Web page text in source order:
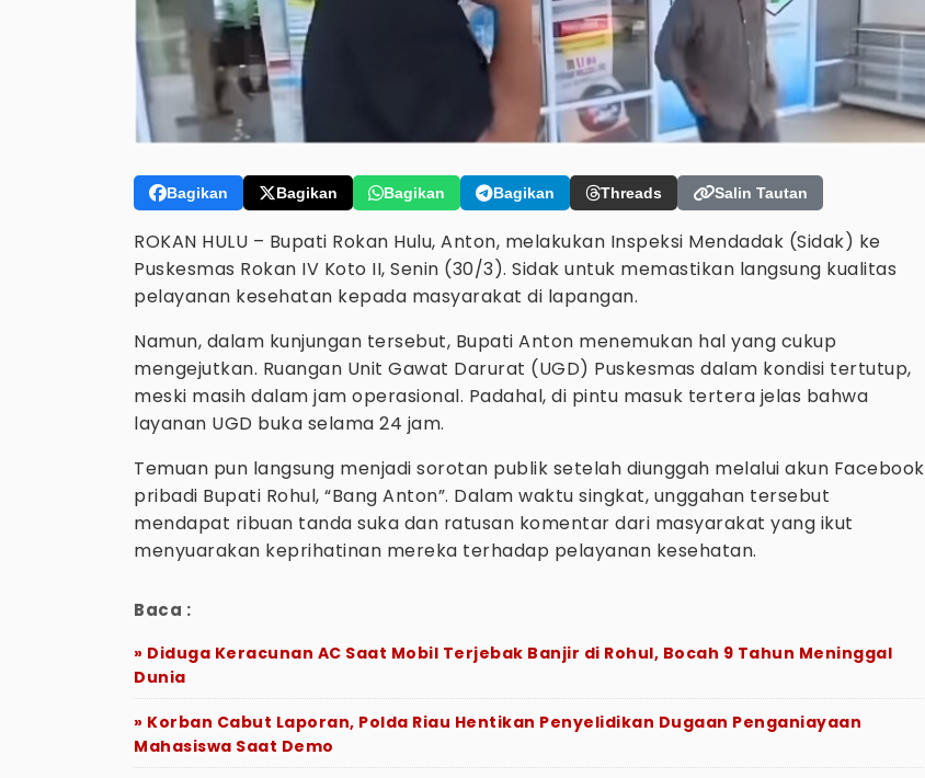
Bagikan Bagikan Bagikan Bagikan Threads Salin Tautan
ROKAN HULU – Bupati Rokan Hulu, Anton, melakukan Inspeksi Mendadak (Sidak) ke
Puskesmas Rokan IV Koto II, Senin (30/3). Sidak untuk memastikan langsung kualitas
pelayanan kesehatan kepada masyarakat di lapangan.
Namun, dalam kunjungan tersebut, Bupati Anton menemukan hal yang cukup
mengejutkan. Ruangan Unit Gawat Darurat (UGD) Puskesmas dalam kondisi tertutup,
meski masih dalam jam operasional. Padahal, di pintu masuk tertera jelas bahwa
layanan UGD buka selama 24 jam.
Temuan pun langsung menjadi sorotan publik setelah diunggah melalui akun Facebook
pribadi Bupati Rohul, “Bang Anton”. Dalam waktu singkat, unggahan tersebut
mendapat ribuan tanda suka dan ratusan komentar dari masyarakat yang ikut
menyuarakan keprihatinan mereka terhadap pelayanan kesehatan.
Baca :
» Diduga Keracunan AC Saat Mobil Terjebak Banjir di Rohul, Bocah 9 Tahun Meninggal
Dunia
» Korban Cabut Laporan, Polda Riau Hentikan Penyelidikan Dugaan Penganiayaan
Mahasiswa Saat Demo